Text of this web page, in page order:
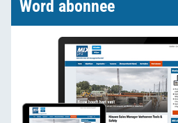
Word abonnee